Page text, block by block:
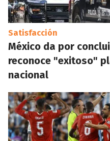
Satisfacción
México da por
reconoce "exitoso"
nacional